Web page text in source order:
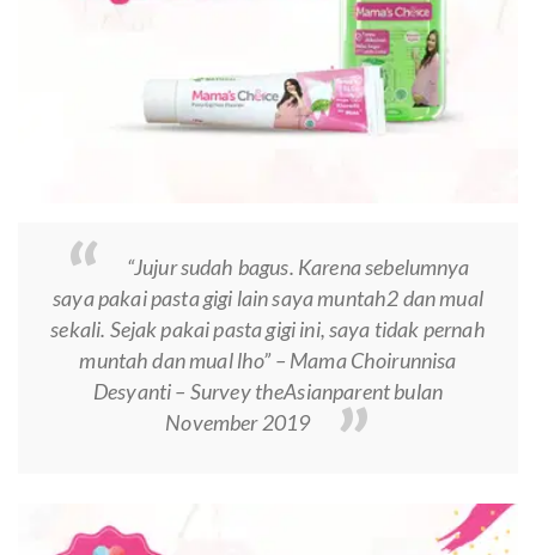
“Jujur sudah bagus. Karena sebelumnya
saya pakai pasta gigi lain saya muntah2 dan mual
sekali. Sejak pakai pasta gigi ini, saya tidak pernah
muntah dan mual lho” – Mama Choirunnisa
Desyanti – Survey theAsianparent bulan
November 2019